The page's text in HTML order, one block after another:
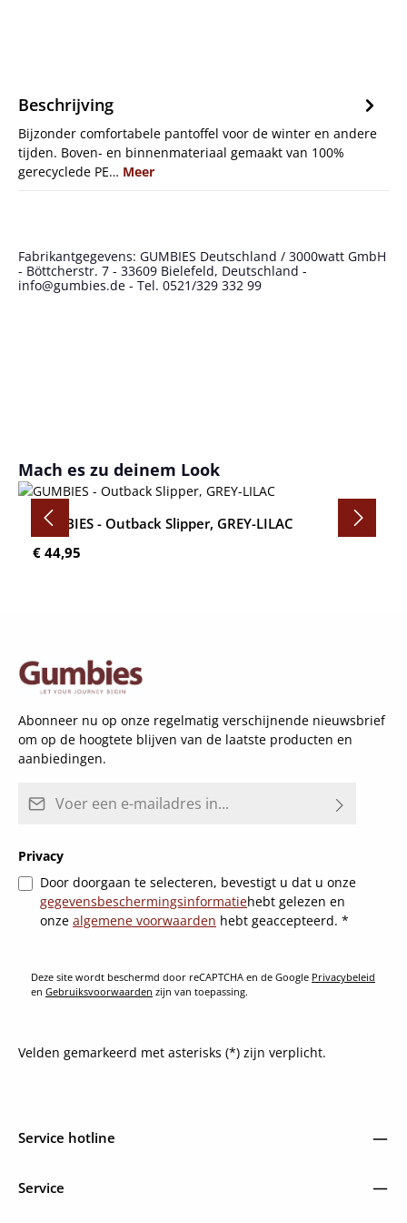
Beschrijving
Bijzonder comfortabele pantoffel voor de winter en andere
tijden. Boven- en binnenmateriaal gemaakt van 100%
gerecyclede PE… Meer
Fabrikantgegevens: GUMBIES Deutschland / 3000watt GmbH
- Böttcherstr. 7 - 33609 Bielefeld, Deutschland -
info@gumbies.de - Tel. 0521/329 332 99
Productgalerij overslaan
Mach es zu deinem Look
GUMBIES - Outback Slipper, GREY-LILAC
Normale prijs:
€ 44,95
Abonneer nu op onze regelmatig verschijnende nieuwsbrief
om op de hoogtete blijven van de laatste producten en
aanbiedingen.
Privacy
Door doorgaan te selecteren, bevestigt u dat u onze
gegevensbeschermingsinformatiehebt gelezen en
onze algemene voorwaarden hebt geaccepteerd. *
Deze site wordt beschermd door reCAPTCHA en de Google Privacybeleid
en Gebruiksvoorwaarden zijn van toepassing.
Velden gemarkeerd met asterisks (*) zijn verplicht.
Service hotline
Service